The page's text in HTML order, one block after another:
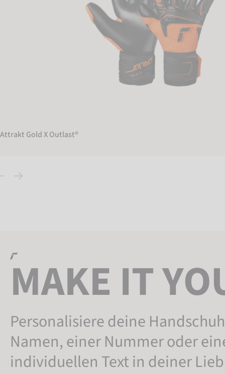
Attrakt Gold X Outlast®
MAKE IT
Personalisiere deine
Namen, einer Nummer oder
individuellen Text in deiner